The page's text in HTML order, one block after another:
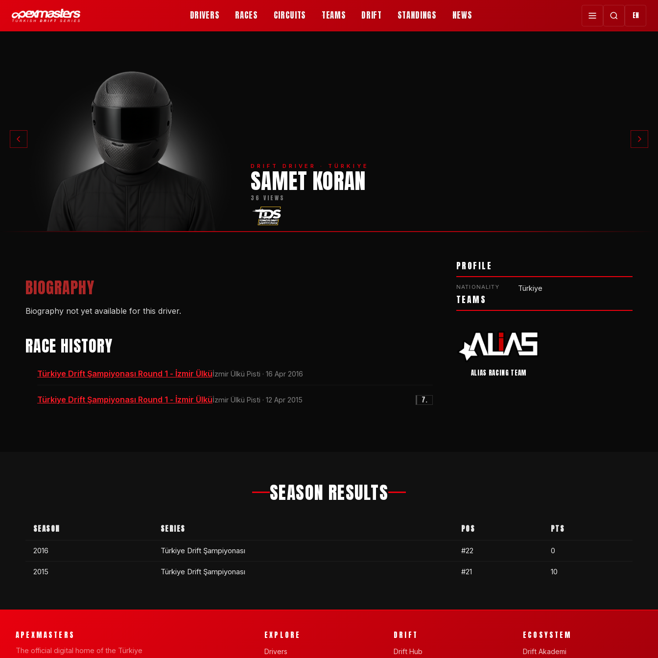
DRIVERS RACES CIRCUITS TEAMS DRIFT STANDINGS NEWS EN
DRIFT DRIVER · TÜRKIYE
SAMET KORAN
36 VIEWS
BIOGRAPHY
Biography not yet available for this driver.
RACE HISTORY
Türkiye Drift Şampiyonası Round 1 - İzmir Ülküİzmir Ülkü Pisti · 16 Apr 2016
Türkiye Drift Şampiyonası Round 1 - İzmir Ülküİzmir Ülkü Pisti · 12 Apr 2015 7.
PROFILE
NATIONALITY Türkiye
TEAMS
ALIAS RACING TEAM
SEASON RESULTS
SEASON SERIES POS PTS
2016 Türkiye Drift Şampiyonası #22 0
2015 Türkiye Drift Şampiyonası #21 10
APEXMASTERS
The official digital home of the Türkiye
EXPLORE
Drivers
DRIFT
Drift Hub
ECOSYSTEM
Drift Akademi